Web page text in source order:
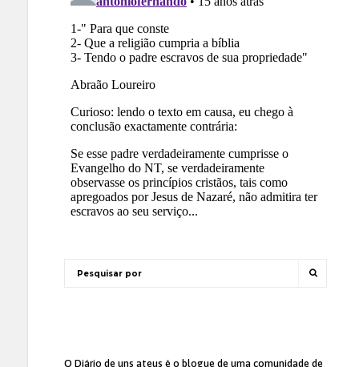
O Diário de uns ateus é o blogue de uma comunidade de